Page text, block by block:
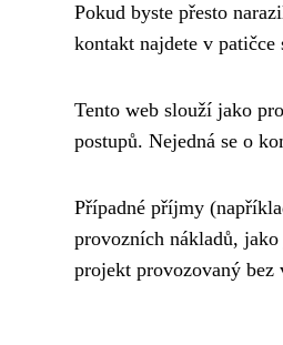
Pokud byste přesto
kontakt najdete v patičce
Tento web slouží jako
postupů. Nejedná se o
Případné příjmy
provozních nákladů,
projekt provozovaný bez